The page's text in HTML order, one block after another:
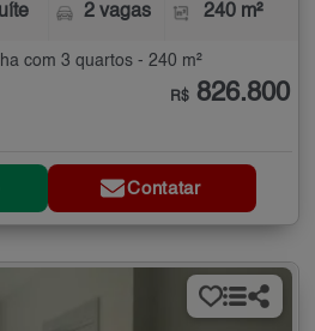
2 vagas 240 m²
com 3 quartos - 240 m²
R$ 826.800
Contatar